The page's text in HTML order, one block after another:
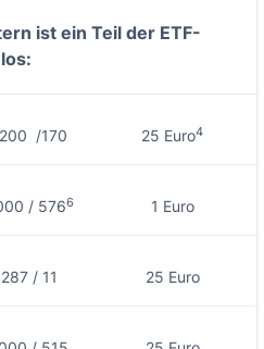
ist ein Teil der ETF-
/170 25 Euro4
/ 5766 1 Euro
287 / 11 25 Euro